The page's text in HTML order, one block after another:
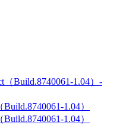
1.04）
1.04）